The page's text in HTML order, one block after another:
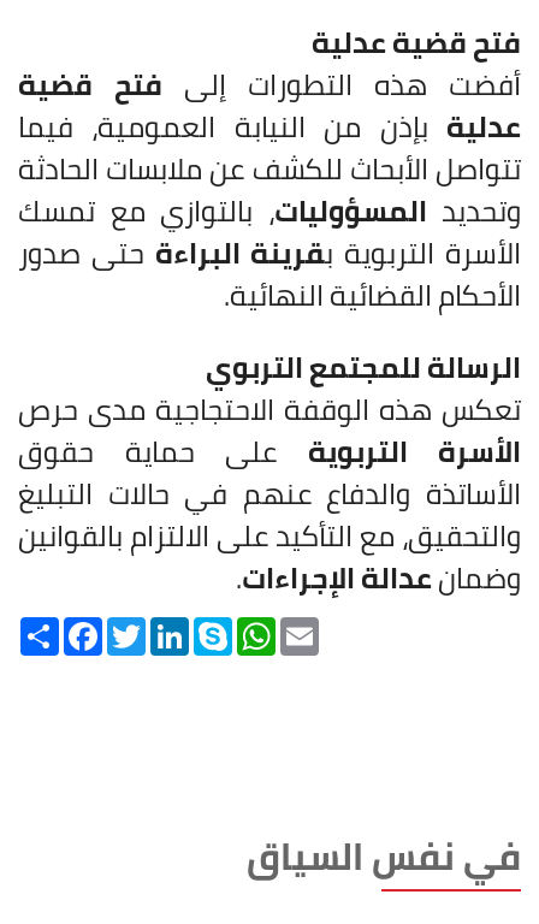
فتح قضية عدلية
أفضت هذه التطورات إلى فتح قضية
عدلية بإذن من النيابة العمومية، فيما
تتواصل الأبحاث للكشف عن ملابسات الحادثة
وتحديد المسؤوليات، بالتوازي مع تمسك
الأسرة التربوية بقرينة البراءة حتى صدور
الأحكام القضائية النهائية.
الرسالة للمجتمع التربوي
تعكس هذه الوقفة الاحتجاجية مدى حرص
الأسرة التربوية على حماية حقوق
الأساتذة والدفاع عنهم في حالات التبليغ
والتحقيق، مع التأكيد على الالتزام بالقوانين
وضمانعدالة الإجراءات.
Share FacebookTwitterLinkedInSkype WhatsApp
في نفس السياق